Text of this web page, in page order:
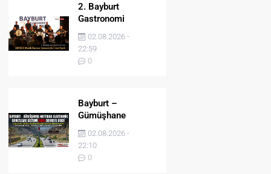
2. Bayburt
Gastronomi
Festivali BAYDER
Müzik Korosu
Konseriyle Final
Yaptı
02.08.2026 -
22:59
0
Bayburt –
Gümüşhane
Hattında Elektronik
Denetleme Sistemi
(EDS) Devreye Girdi
02.08.2026 -
22:10
0